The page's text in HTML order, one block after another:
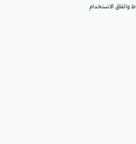
الاستخدام